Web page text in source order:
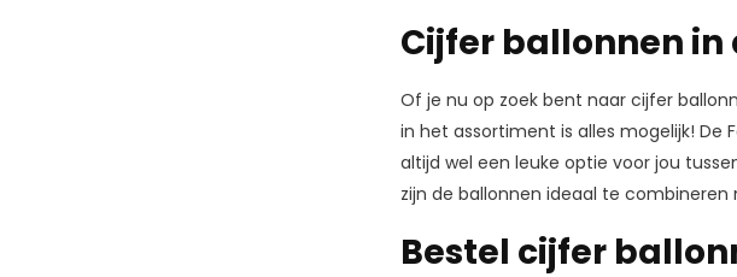
Cijfer ballonnen
Of je nu op zoek bent naar cijfer
in het assortiment is alles mogelijk! De
altijd wel een leuke optie voor jou
zijn de ballonnen ideaal te
Bestel cijfer